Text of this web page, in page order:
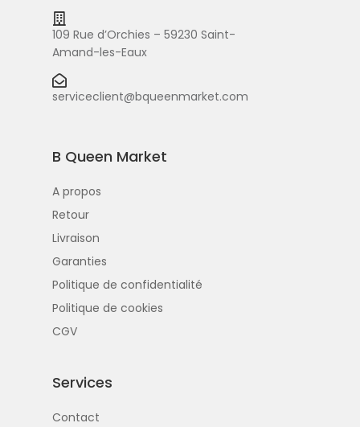
109 Rue d’Orchies – 59230 Saint-
Amand-les-Eaux
serviceclient@bqueenmarket.com
B Queen Market
A propos
Retour
Livraison
Garanties
Politique de confidentialité
Politique de cookies
CGV
Services
Contact